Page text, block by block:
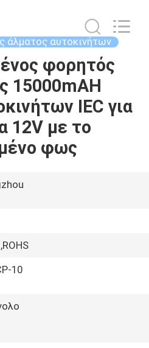
άλματος αυτοκινήτων
φορητός
15000mAH
IEC για
12V με το
φως
10